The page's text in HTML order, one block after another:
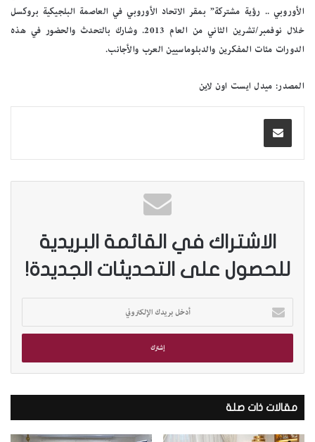
الأوروبي .. رؤية مشتركة” بمقر الاتحاد الأوروبي في العاصمة البلجيكية بروكسل
خلال نوفمبر/تشرين الثاني من العام 2013. وشارك بالتحدث والحضور في هذه
الدورات مئات المفكرين والدبلوماسيين العرب والأجانب.
المصدر: ميدل ايست اون لاين
الاشتراك في القائمة البريدية
للحصول على التحديثات الجديدة!
خ
ب
ي
د
ك
ا
مقالات ذات صلة